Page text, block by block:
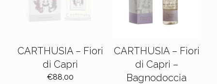
CARTHUSIA – Fiori
di Capri
€88,00
CARTHUSIA – Fiori
di Capri –
Bagnodoccia